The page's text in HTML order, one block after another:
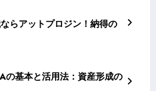
らアットプロジン！納得の
の基本と活用法：資産形成の